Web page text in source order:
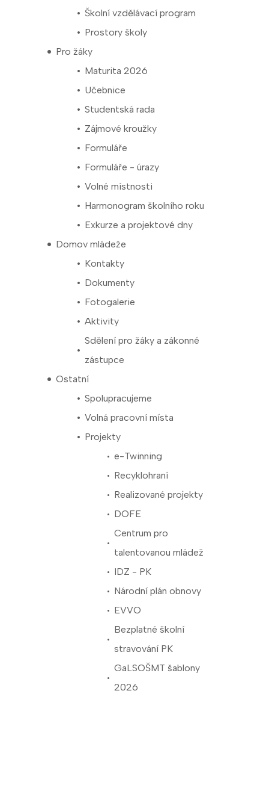
Školní vzdělávací program
Prostory školy
Pro žáky
Maturita 2026
Učebnice
Studentská rada
Zájmové kroužky
Formuláře
Formuláře - úrazy
Volné místnosti
Harmonogram školního roku
Exkurze a projektové dny
Domov mládeže
Kontakty
Dokumenty
Fotogalerie
Aktivity
Sdělení pro žáky a zákonné
zástupce
Ostatní
Spolupracujeme
Volná pracovní místa
Projekty
e-Twinning
Recyklohraní
Realizované projekty
DOFE
Centrum pro
talentovanou mládež
IDZ - PK
Národní plán obnovy
EVVO
Bezplatné školní
stravování PK
GaLSOŠMT šablony
2026